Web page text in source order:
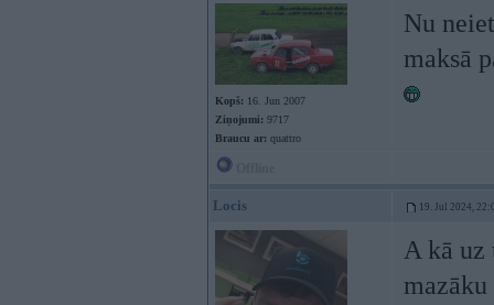
Kopš: 16. Jun 2007
Ziņojumi: 9717
Braucu ar: quattro
Nu
maksā
Locis 19. Jul 2024,
A kā uz
mazāku